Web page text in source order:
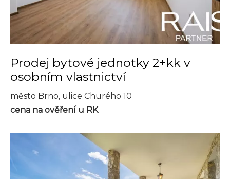
Prodej bytové jednotky 2+kk v
osobním vlastnictví
město Brno, ulice Churého 10
cena na ověření u RK